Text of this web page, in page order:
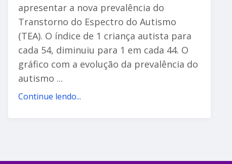
apresentar a nova prevalência do
Transtorno do Espectro do Autismo
(TEA). O índice de 1 criança autista para
cada 54, diminuiu para 1 em cada 44. O
gráfico com a evolução da prevalência do
autismo ...
Continue lendo...